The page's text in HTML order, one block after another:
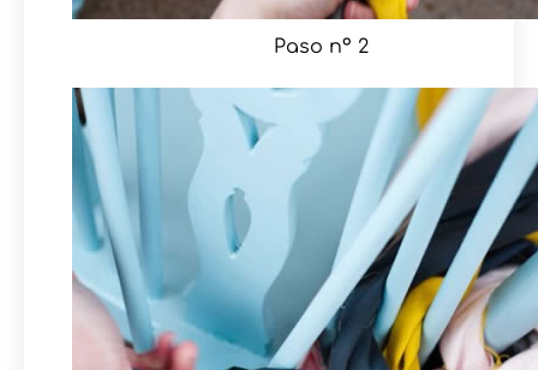
Paso nº 2